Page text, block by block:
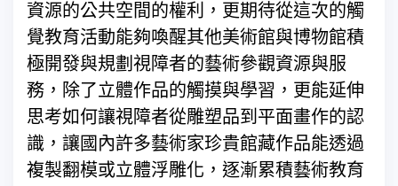
資源的公共空間的權利，更期待從這次的觸
覺教育活動能夠喚醒其他美術館與博物館積
極開發與規劃視障者的藝術參觀資源與服
務，除了立體作品的觸摸與學習，更能延伸
思考如何讓視障者從雕塑品到平面畫作的認
識，讓國內許多藝術家珍貴館藏作品能透過
複製翻模或立體浮雕化，逐漸累積藝術教育